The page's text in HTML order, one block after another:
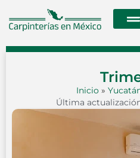
Inicio»
Última